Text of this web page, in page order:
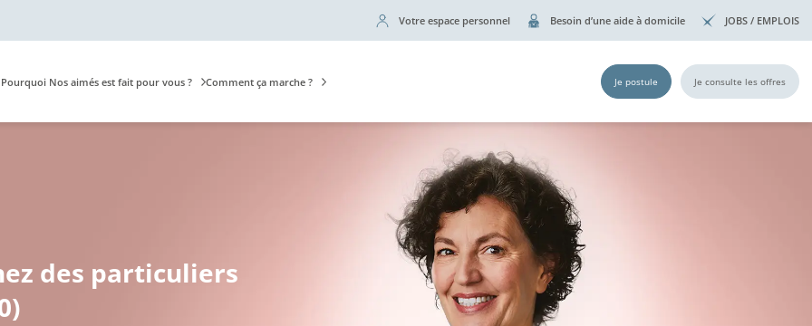
Votre espace personnel Besoin d’une aide à domicile JOBS / EMPLOIS
Pourquoi Nos aimés est fait pour vous ? Comment ça marche ? Je postule Je consulte les offres
des particuliers